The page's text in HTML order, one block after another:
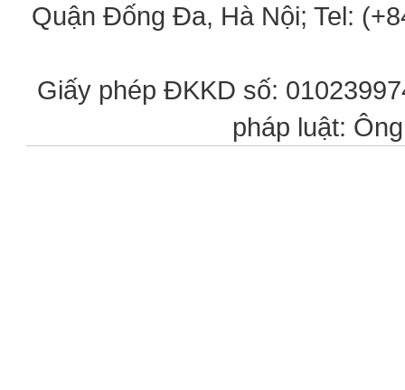
Quận Đống Đa, Hà Nội; Tel:
Giấy phép ĐKKD số:
pháp luật: